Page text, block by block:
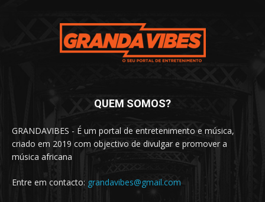
QUEM SOMOS?
GRANDAVIBES - É um portal de entretenimento e música,
criado em 2019 com objectivo de divulgar e promover a
música africana
Entre em contacto: grandavibes@gmail.com